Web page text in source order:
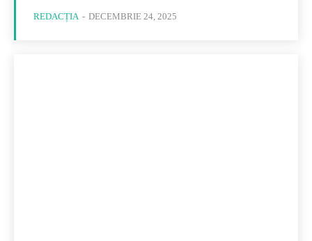
REDACȚIA - DECEMBRIE 24, 2025